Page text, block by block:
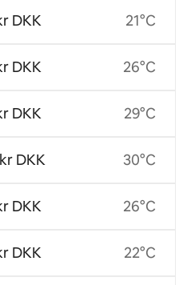
DKK
DKK
DKK
DKK
DKK
DKK
21°C
26°C
29°C
30°C
26°C
22°C